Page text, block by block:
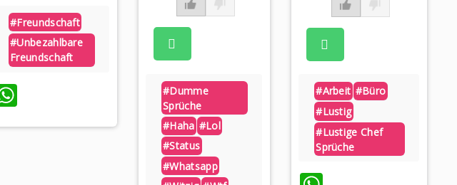
#freundschaft
#unbezahlbare
Freundschaft
#dumme
Sprüche
#haha #lol
#status
#whatsapp
#arbeit #büro
#lustig
#lustige Chef
Sprüche